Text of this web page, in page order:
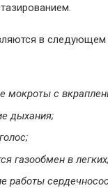
в следующем
мокроты с
дыхания;
газообмен в
работы